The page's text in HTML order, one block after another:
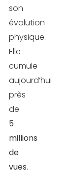
son
évolution
physique.
Elle
cumule
aujourd’hui
près
de
5
millions
de
vues.